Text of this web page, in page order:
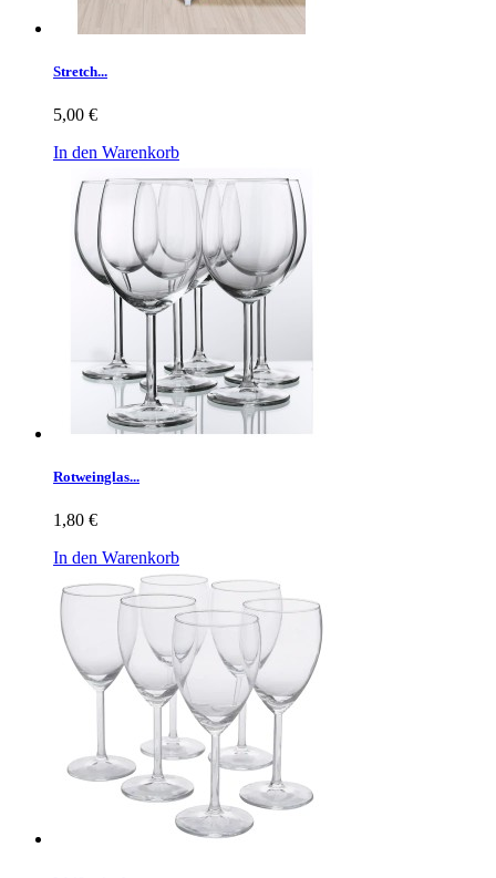
Stretch...
5,00 €
In den Warenkorb
Rotweinglas...
1,80 €
In den Warenkorb